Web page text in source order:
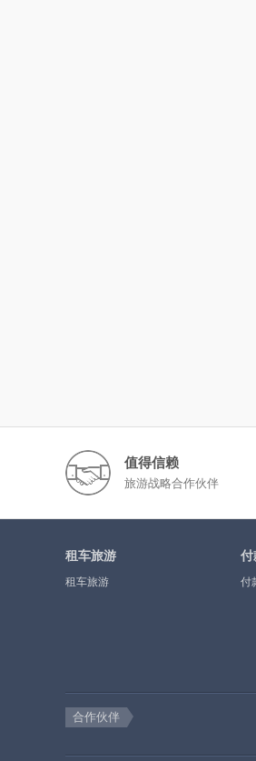
值得信赖
旅游战略合作伙伴
租车旅游
租车旅游
付
付
合作伙伴